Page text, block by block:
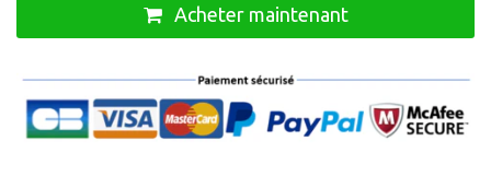
Acheter maintenant